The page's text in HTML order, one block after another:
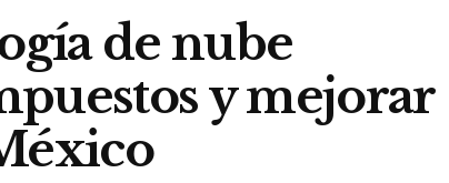
de nube
y mejorar